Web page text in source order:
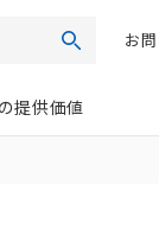
検索お
提供価値